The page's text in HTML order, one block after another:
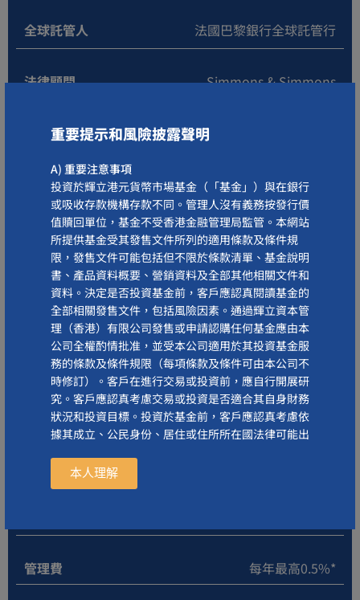
重要提示和風險披露聲明
A) 重要注意事項
投資於輝立港元貨幣市場基金（「基金」）與在銀行
或吸收存款機構存款不同。管理人沒有義務按發行價
值贖回單位，基金不受香港金融管理局監管。本網站
所提供基金受其發售文件所列的適用條款及條件規
限，發售文件可能包括但不限於條款清單、基金說明
書、產品資料概要、營銷資料及全部其他相關文件和
資料。決定是否投資基金前，客戶應認真閱讀基金的
全部相關發售文件，包括風險因素。通過輝立資本管
理（香港）有限公司發售或申請認購任何基金應由本
公司全權酌情批准，並受本公司適用於其投資基金服
務的條款及條件規限（每項條款及條件可由本公司不
時修訂）。客戶在進行交易或投資前，應自行開展研
究。客戶應認真考慮交易或投資是否適合其自身財務
狀況和投資目標。投資於基金前，客戶應認真考慮依
據其成立、公民身份、居住或住所所在國法律可能出
購、持有、轉換或處置可能相關的（a）可能的稅務
後果，（b）法律要求及（c）外匯管制要求。本網站
站包含的信息不得被視為銷售、認購要約或建議或推
應獨立諮詢專業顧問。客戶應知悉，本網站所列的與
本人理解
全球託管人 法國巴黎銀行全球託管行
法律顧問 Simmons & Simmons
核數師
交易頻密程度 每個香港工作日(不包括星期六)
派息政策 股息再投資
基本貨幣
相關費用
認購費
贖回費
管理費 每年最高0.5%*